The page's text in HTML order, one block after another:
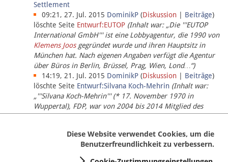
ImpressumSettlement
09:21, 27. Jul. 2015 DominikP (Diskussion Beiträge)
löschte Seite Entwurf:EUTOP (Inhalt war: „Die '''EUTOP
International GmbH''' ist eine Lobbyagentur, die 1990 von
Klemens Joosgegründet wurde und ihren Hauptsitz in
München hat. Nach eigenen Angaben verfügt die Agentur
über Büros in Berlin, Brüssel, Prag, Wien, Lond…“)
14:19, 21. Jul. 2015 DominikP (Diskussion Beiträge)
löschte Seite Entwurf:Silvana Koch-Mehrin (Inhalt war:
„'''Silvana Koch-Mehrin''' (* 17. November 1970 in
Wuppertal), FDP, war von 2004 bis 2014 Mitglied des
Europäischen Parlaments, seit November 2014 ist sie für
Diese Website verwendet Cookies, um die
Benutzerfreundlichkeit zu verbessern.